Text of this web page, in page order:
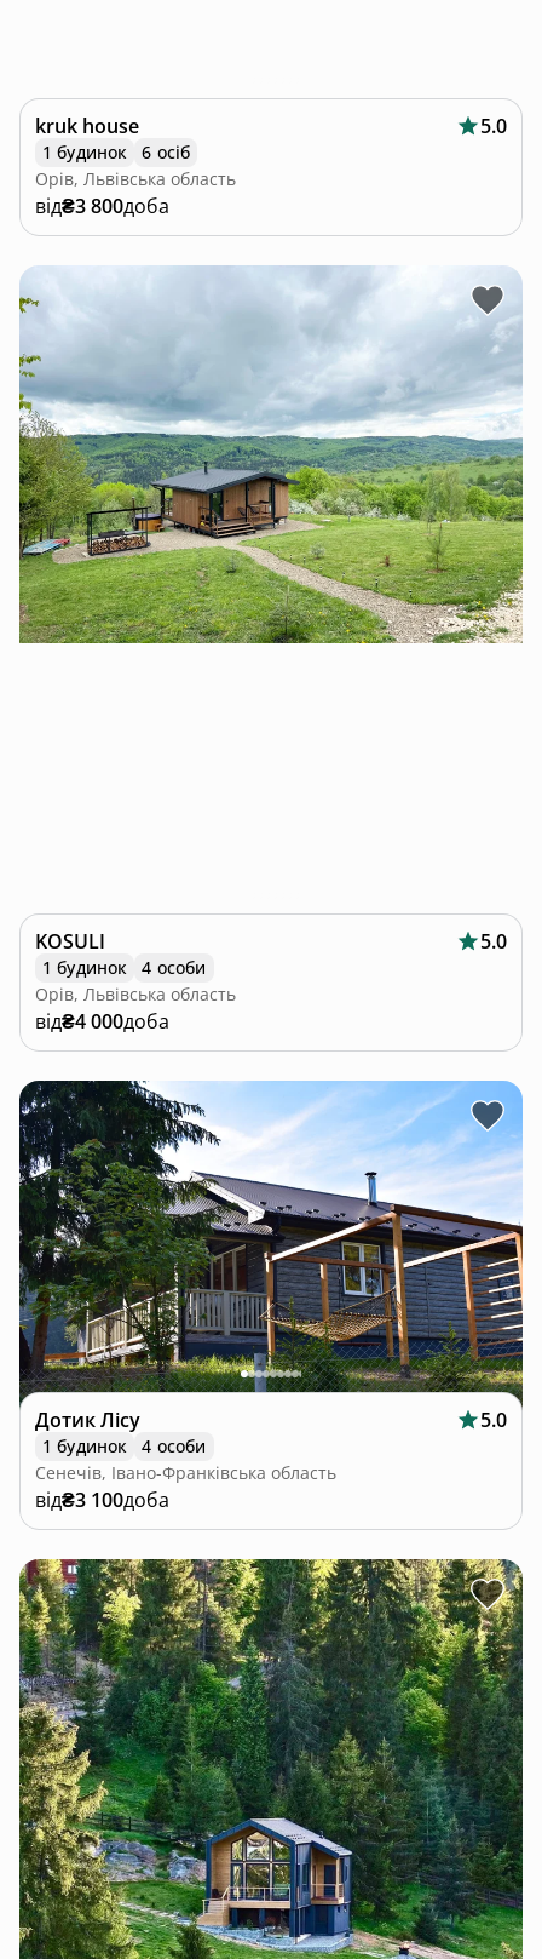
kruk house 5.0
1 будинок
6 осіб
Орів, Львівська область
від₴3 800доба
KOSULI 5.0
1 будинок
4 особи
Орів, Львівська область
від₴4 000доба
Дотик Лісу 5.0
1 будинок
4 особи
Сенечів, Івано-Франківська область
від₴3 100доба